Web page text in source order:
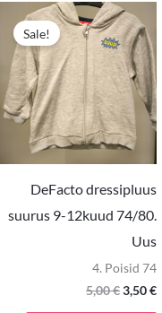
Sale!
DeFacto dressipluus
suurus 9-12kuud 74/80.
Uus
4. Poisid 74
5,00€
Algne
hind
oli:
5,00 €.
3,50€